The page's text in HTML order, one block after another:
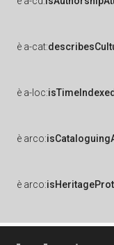
è a-cat:
è a-loc:
è arco:
è arco: